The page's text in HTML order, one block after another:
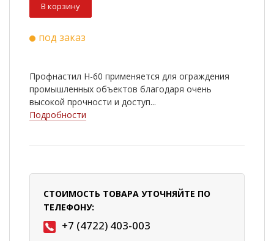
В корзину
под заказ
Профнастил Н-60 применяется для ограждения
промышленных объектов благодаря очень
высокой прочности и доступ...
Подробности
СТОИМОСТЬ ТОВАРА УТОЧНЯЙТЕ ПО
ТЕЛЕФОНУ:
+7 (4722) 403-003